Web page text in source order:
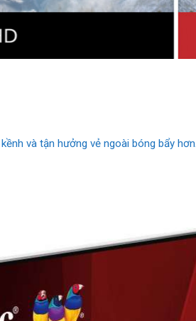
và tận hưởng vẻ ngoài bóng bẩy